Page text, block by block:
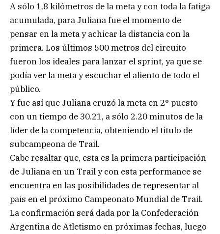
A sólo 1,8 kilómetros de la meta y con toda la fatiga
acumulada, para Juliana fue el momento de
pensar en la meta y achicar la distancia con la
primera. Los últimos 500 metros del circuito
fueron los ideales para lanzar el sprint, ya que se
podía ver la meta y escuchar el aliento de todo el
público.
Y fue así que Juliana cruzó la meta en 2° puesto
con un tiempo de 30.21, a sólo 2.20 minutos de la
líder de la competencia, obteniendo el título de
subcampeona de Trail.
Cabe resaltar que, esta es la primera participación
de Juliana en un Trail y con esta performance se
encuentra en las posibilidades de representar al
país en el próximo Campeonato Mundial de Trail.
La confirmación será dada por la Confederación
Argentina de Atletismo en próximas fechas, luego